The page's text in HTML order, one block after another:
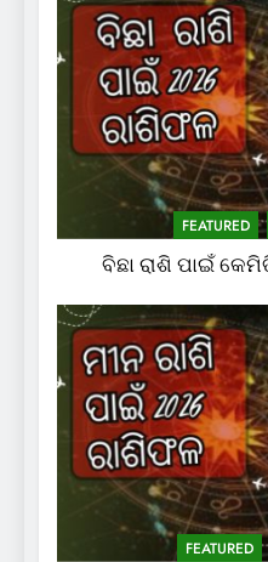
FEATURED
ବିଛା ରାଶି ପାଇଁ
FEATURED